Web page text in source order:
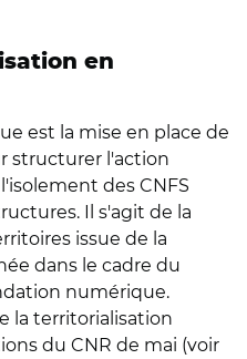
en
est la mise en place de
structurer l'action
des CNFS
Il s'agit de la
issue de la
dans le cadre du
numérique.
la territorialisation
du CNR de mai (voir